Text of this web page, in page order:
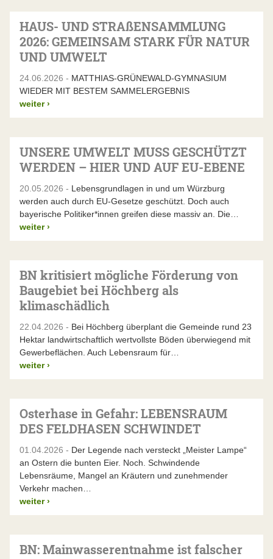
HAUS- UND STRAßENSAMMLUNG
2026: GEMEINSAM STARK FÜR NATUR
UND UMWELT
24.06.2026 - MATTHIAS-GRÜNEWALD-GYMNASIUM
WIEDER MIT BESTEM SAMMELERGEBNIS
weiter ›
UNSERE UMWELT MUSS GESCHÜTZT
WERDEN – HIER UND AUF EU-EBENE
20.05.2026 - Lebensgrundlagen in und um Würzburg
werden auch durch EU-Gesetze geschützt. Doch auch
bayerische Politiker*innen greifen diese massiv an. Die…
weiter ›
BN kritisiert mögliche Förderung von
Baugebiet bei Höchberg als
klimaschädlich
22.04.2026 - Bei Höchberg überplant die Gemeinde rund 23
Hektar landwirtschaftlich wertvollste Böden überwiegend mit
Gewerbeflächen. Auch Lebensraum für…
weiter ›
Osterhase in Gefahr: LEBENSRAUM
DES FELDHASEN SCHWINDET
01.04.2026 - Der Legende nach versteckt „Meister Lampe“
an Ostern die bunten Eier. Noch. Schwindende
Lebensräume, Mangel an Kräutern und zunehmender
Verkehr machen…
weiter ›
BN: Mainwasserentnahme ist falscher